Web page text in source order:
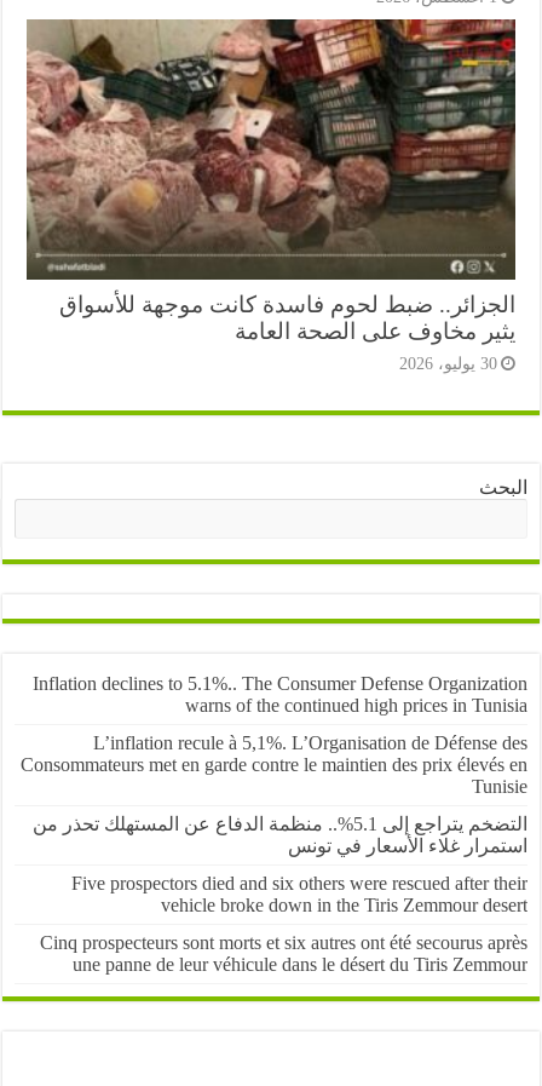
ضبط لحوم فاسدة كانت موجهة للأسواق
مخاوف على الصحة العامة
Inflation declines to 5.1%.. The Consumer Defense
warns of the continued high prices in
L’inflation recule à 5,1%. L’Organisation de
Consommateurs met en garde contre le maintien des prix
التضخم يتراجع إلى 5.1%.. منظمة الدفاع عن المستهلك تحذر من
غلاء الأسعار في تونس
Five prospectors died and six others were rescued after
vehicle broke down in the Tiris Zemmour
Cinq prospecteurs sont morts et six autres ont été secourus
une panne de leur véhicule dans le désert du Tiris